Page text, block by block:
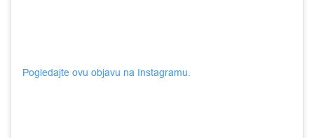
Pogledajte ovu objavu na Instagramu.